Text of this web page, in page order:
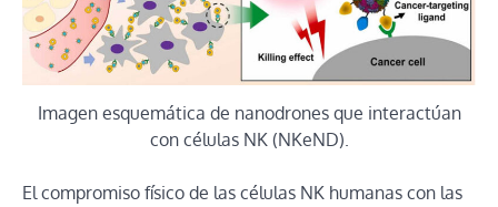
Imagen esquemática de nanodrones que interactúan
con células NK (NKeND).
El compromiso físico de las células NK humanas con las